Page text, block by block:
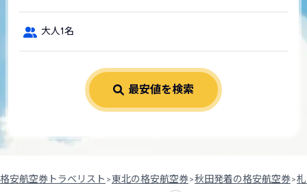
大人1名
最安値を検索
格安航空券トラベリスト >東北の格安航空券>秋田発着の格安航空券>